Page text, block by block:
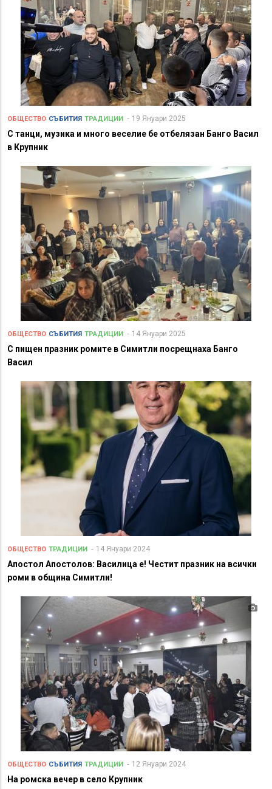
ОБЩЕСТВО СЪБИТИЯ ТРАДИЦИИ 19 Януари 2025
С танци, музика и много веселие бе отбелязан Банго Васил
в Крупник
ОБЩЕСТВО СЪБИТИЯ ТРАДИЦИИ 14 Януари 2025
С пищен празник ромите в Симитли посрещнаха Банго
Васил
ОБЩЕСТВО ТРАДИЦИИ 14 Януари 2024
Апостол Апостолов: Василица е! Честит празник на всички
роми в община Симитли!
ОБЩЕСТВО СЪБИТИЯ ТРАДИЦИИ 12 Януари 2024
На ромска вечер в село Крупник